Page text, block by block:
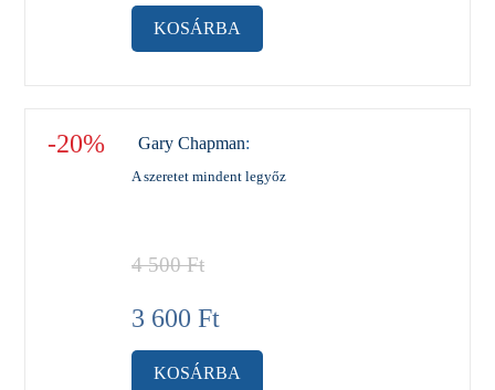
KOSÁRBA
-20% Gary Chapman:
A szeretet mindent legyőz
4 500Ft
3 600 Ft
KOSÁRBA